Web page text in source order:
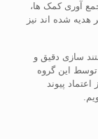
آوری کمک ها،
شده اند نیز
سازی دقیق و
این گروه
پیوند